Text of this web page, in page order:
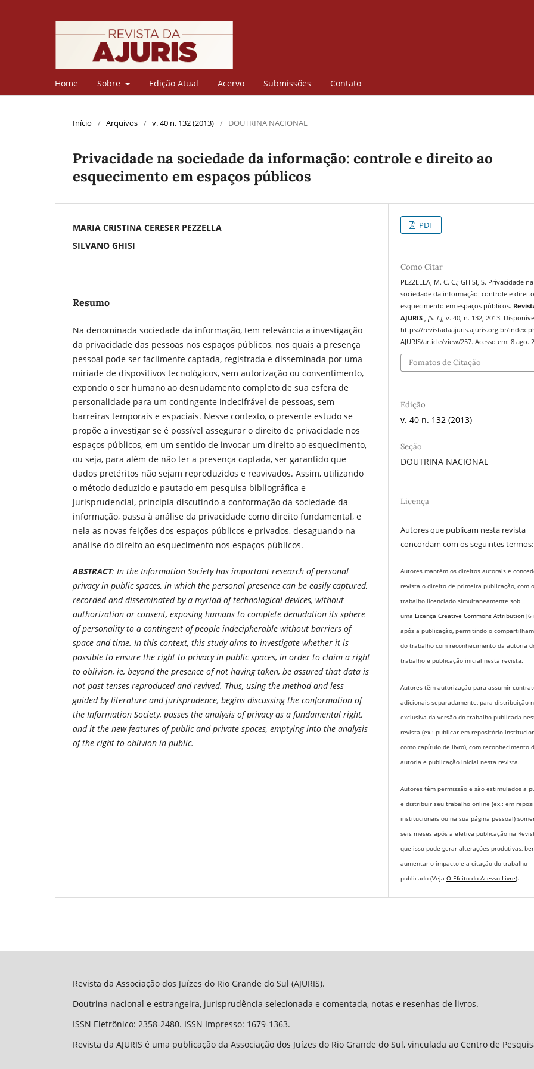
Home Sobre Edição Atual Acervo Submissões Contato
Início / Arquivos / v. 40 n. 132 (2013) / DOUTRINA NACIONAL
Privacidade na sociedade da informação: controle e direito ao
esquecimento em espaços públicos
MARIA CRISTINA CERESER PEZZELLA
SILVANO GHISI
Resumo
Na denominada sociedade da informação, tem relevância a investigação
da privacidade das pessoas nos espaços públicos, nos quais a presença
pessoal pode ser facilmente captada, registrada e disseminada por uma
miríade de dispositivos tecnológicos, sem autorização ou consentimento,
expondo o ser humano ao desnudamento completo de sua esfera de
personalidade para um contingente indecifrável de pessoas, sem
barreiras temporais e espaciais. Nesse contexto, o presente estudo se
propõe a investigar se é possível assegurar o direito de privacidade nos
espaços públicos, em um sentido de invocar um direito ao esquecimento,
ou seja, para além de não ter a presença captada, ser garantido que
dados pretéritos não sejam reproduzidos e reavivados. Assim, utilizando
o método deduzido e pautado em pesquisa bibliográfica e
jurisprudencial, principia discutindo a conformação da sociedade da
informação, passa à análise da privacidade como direito fundamental, e
nela as novas feições dos espaços públicos e privados, desaguando na
análise do direito ao esquecimento nos espaços públicos.
ABSTRACT: In the Information Society has important research of personal
privacy in public spaces, in which the personal presence can be easily captured,
recorded and disseminated by a myriad of technological devices, without
authorization or consent, exposing humans to complete denudation its sphere
of personality to a contingent of people indecipherable without barriers of
space and time. In this context, this study aims to investigate whether it is
possible to ensure the right to privacy in public spaces, in order to claim a right
to oblivion, ie, beyond the presence of not having taken, be assured that data is
not past tenses reproduced and revived. Thus, using the method and less
guided by literature and jurisprudence, begins discussing the conformation of
the Information Society, passes the analysis of privacy as a fundamental right,
and it the new features of public and private spaces, emptying into the analysis
of the right to oblivion in public.
PDF
Como Citar
PEZZELLA, M. C. C.; GHISI, S. Privacidade na
sociedade da informação: controle e
esquecimento em espaços públicos.
AJURIS,[S. l.], v. 40, n. 132, 2013.
https://revistadaajuris.ajuris.org.br/
AJURIS/article/view/257. Acesso em: 8 ago.
Fomatos de Citação
Edição
v. 40 n. 132 (2013)
Seção
DOUTRINA NACIONAL
Licença
Autores que publicam nesta revista
concordam com os seguintes termos:
Autores mantém os direitos autorais e
revista o direito de primeira publicação, com o
trabalho licenciado simultaneamente sob
uma Licença Creative Commons Attribution [6
após a publicação, permitindo o
do trabalho com reconhecimento da autoria
trabalho e publicação inicial nesta revista.
Autores têm autorização para assumir
adicionais separadamente, para distribuição
exclusiva da versão do trabalho publicada
revista (ex.: publicar em repositório
como capítulo de livro), com reconhecimento
autoria e publicação inicial nesta revista.
Autores têm permissão e são estimulados a
e distribuir seu trabalho online (ex.: em
institucionais ou na sua página pessoal)
seis meses após a efetiva publicação na
que isso pode gerar alterações produtivas,
aumentar o impacto e a citação do trabalho
publicado (VejaO Efeito do Acesso Livre).
Revista da Associação dos Juízes do Rio Grande do Sul (AJURIS).
Doutrina nacional e estrangeira, jurisprudência selecionada e comentada, notas e resenhas de livros.
ISSN Eletrônico: 2358-2480. ISSN Impresso: 1679-1363.
Revista da AJURIS é uma publicação da Associação dos Juízes do Rio Grande do Sul, vinculada ao Centro de